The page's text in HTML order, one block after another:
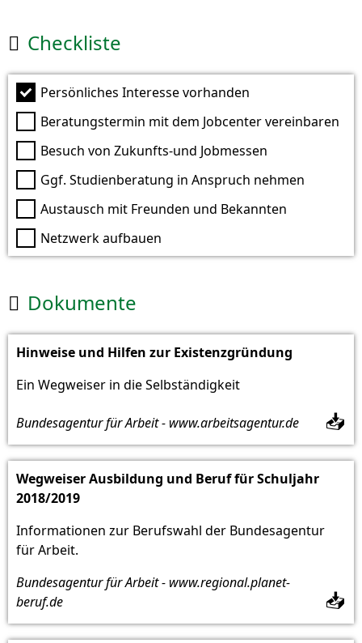
 Checkliste
Persönliches Interesse vorhanden
Beratungstermin mit dem Jobcenter vereinbaren
Besuch von Zukunfts-und Jobmessen
Ggf. Studienberatung in Anspruch nehmen
Austausch mit Freunden und Bekannten
Netzwerk aufbauen
 Dokumente
Hinweise und Hilfen zur Existenzgründung
Ein Wegweiser in die Selbständigkeit
Bundesagentur für Arbeit - www.arbeitsagentur.de 📥
Wegweiser Ausbildung und Beruf für Schuljahr
2018/2019
Informationen zur Berufswahl der Bundesagentur
für Arbeit.
Bundesagentur für Arbeit - www.regional.planet-
beruf.de
📥